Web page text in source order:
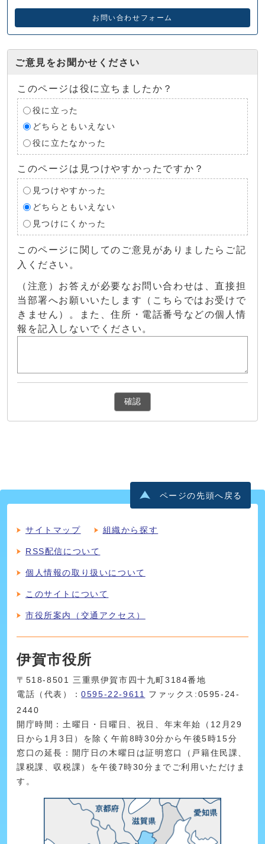
お問い合わせフォーム
ご意見をお聞かせください
このページは役に立ちましたか？
役に立った
どちらともいえない
役に立たなかった
このページは見つけやすかったですか？
見つけやすかった
どちらともいえない
見つけにくかった
このページに関してのご意見がありましたらご記
入ください。
（注意）お答えが必要なお問い合わせは、直接担
当部署へお願いいたします（こちらではお受けで
きません）。また、住所・電話番号などの個人情
報を記入しないでください。
確認
ページの先頭へ戻る
サイトマップ 組織から探す
RSS配信について
個人情報の取り扱いについて
このサイトについて
市役所案内（交通アクセス）
伊賀市役所
〒518-8501 三重県伊賀市四十九町3184番地
電話（代表）：0595-22-9611
ファックス:0595-24-
2440
開庁時間：土曜日・日曜日、祝日、年末年始（12月29
日から1月3日）を除く午前8時30分から午後5時15分
窓口の延長：開庁日の木曜日は証明窓口（戸籍住民課、
課税課、収税課）を午後7時30分までご利用いただけま
す。